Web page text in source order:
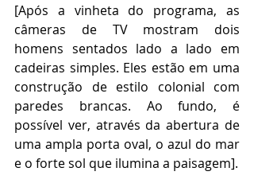
[Após a vinheta do programa, as
câmeras de TV mostram dois
homens sentados lado a lado em
cadeiras simples. Eles estão em uma
construção de estilo colonial com
paredes brancas. Ao fundo, é
possível ver, através da abertura de
uma ampla porta oval, o azul do mar
e o forte sol que ilumina a paisagem].